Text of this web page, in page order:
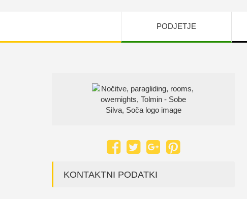
PODJETJE
KONTAKTNI PODATKI